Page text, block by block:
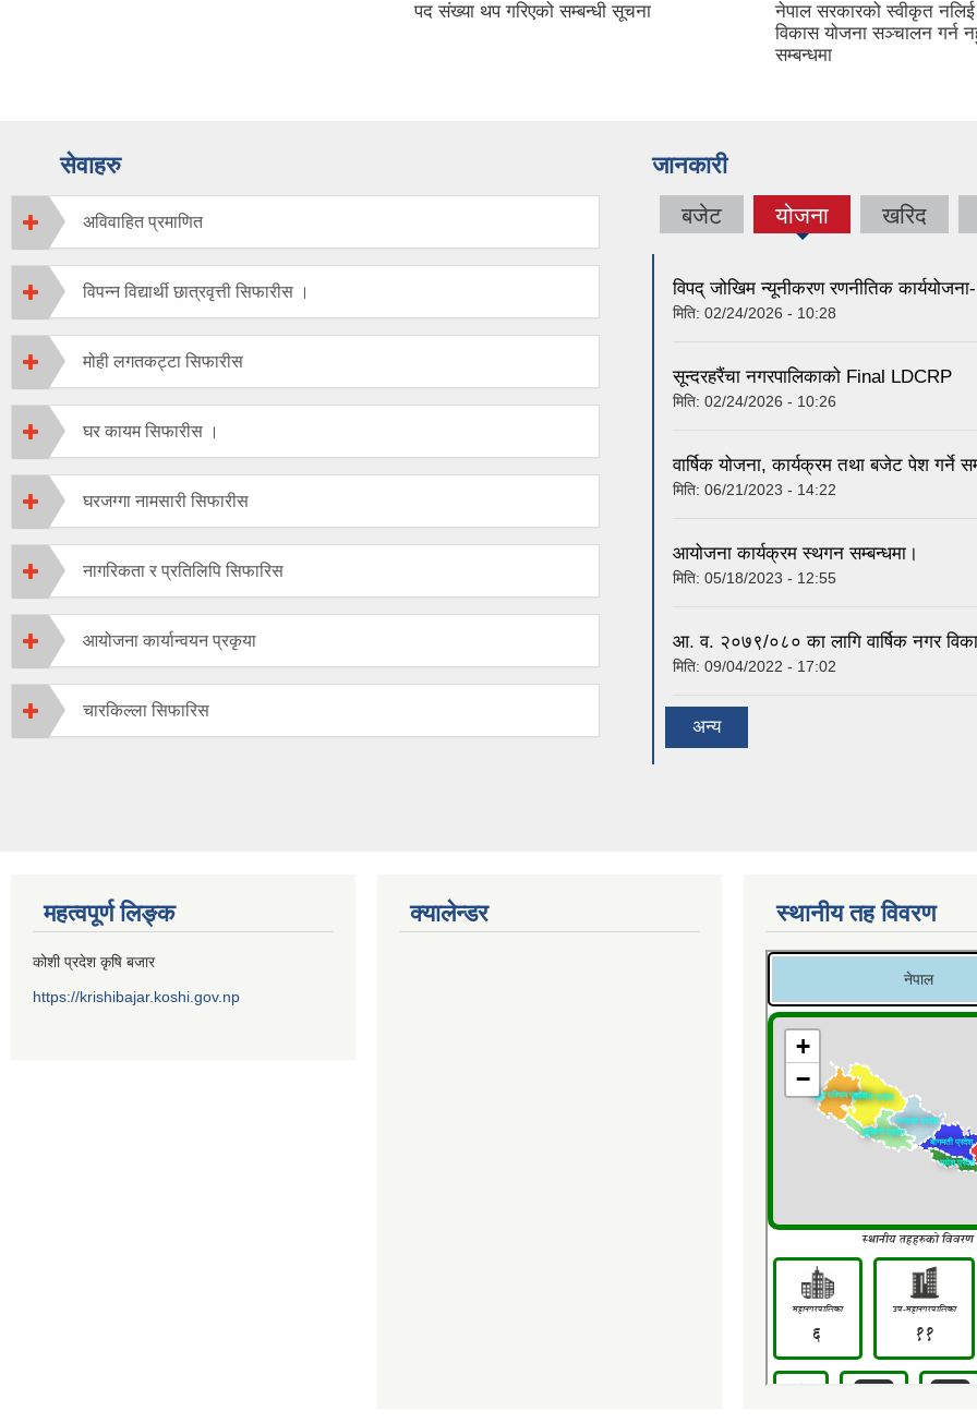
पद संख्या थप गरिएको सम्बन्धी सूचना
नेपाल सरकारको स्वीकृत नलिई बन क्षेत्रमा
विकास योजना सञ्चालन गर्न नहुने
सेवाहरु
अविवाहित प्रमाणित
विपन्न विद्यार्थी छात्रवृत्ती सिफारीस ।
मोही लगतकट्टा सिफारीस
घर कायम सिफारीस ।
घरजग्गा नामसारी सिफारीस
नागरिकता र प्रतिलिपि सिफारिस
आयोजना कार्यान्वयन प्रकृया
चारकिल्ला सिफारिस
जानकारी
बजेट योजना
(active
खरिद
विपद् जोखिम न्यूनीकरण रणनीतिक
मिति: 02/24/2026 - 10:28
सून्दरहरैंचा नगरपालिकाको Final LDCRP
मिति: 02/24/2026 - 10:26
वार्षिक योजना, कार्यक्रम तथा बजेट पेश गर्ने
मिति: 06/21/2023 - 14:22
आयोजना कार्यक्रम स्थगन सम्बन्धमा।
मिति: 05/18/2023 - 12:55
आ. व. २०७९/०८० का लागि वार्षिक नगर
मिति: 09/04/2022 - 17:02
अन्य
महत्वपूर्ण लिङ्क
कोशी प्रदेश कृषि बजार
https://krishibajar.koshi.gov.np
क्यालेन्डर स्थानीय तह विवरण